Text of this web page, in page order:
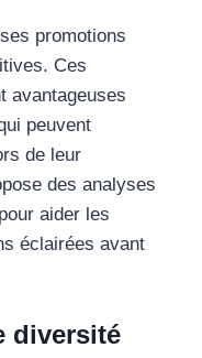
promotions
Ces
avantageuses
peuvent
de leur
des analyses
aider les
éclairées avant
diversité